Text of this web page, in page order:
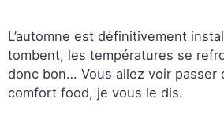
L’automne est définitivement
tombent, les températures se
donc bon… Vous allez voir passer
comfort food, je vous le dis.